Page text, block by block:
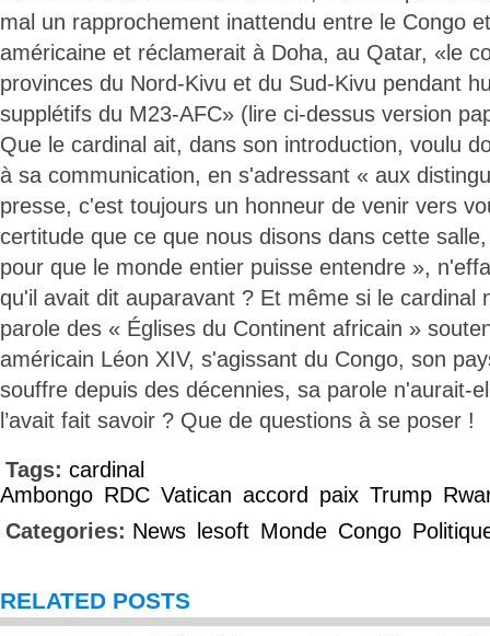
mal un rapprochement inattendu entre le Congo
américaine et réclamerait à Doha, au Qatar, «le
provinces du Nord-Kivu et du Sud-Kivu pendant
supplétifs du M23-AFC» (lire ci-dessus version
Que le cardinal ait, dans son introduction, voulu
à sa communication, en s'adressant « aux
presse, c'est toujours un honneur de venir vers
certitude que ce que nous disons dans cette
pour que le monde entier puisse entendre »,
qu'il avait dit auparavant ? Et même si le cardinal
parole des « Églises du Continent africain »
américain Léon XIV, s'agissant du Congo, son
souffre depuis des décennies, sa parole n'aurait-
l’avait fait savoir ? Que de questions à se poser !
Tags: cardinal
Ambongo RDC Vatican accord paix Trump
Categories: News lesoft Monde Congo
RELATED POSTS